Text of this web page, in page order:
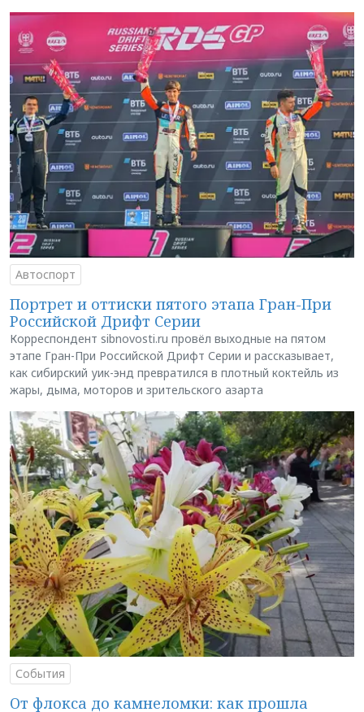
Автоспорт
Портрет и оттиски пятого этапа Гран-При
Российской Дрифт Серии
Корреспондент sibnovosti.ru провёл выходные на пятом
этапе Гран-При Российской Дрифт Серии и рассказывает,
как сибирский уик-энд превратился в плотный коктейль из
жары, дыма, моторов и зрительского азарта
События
От флокса до камнеломки: как прошла